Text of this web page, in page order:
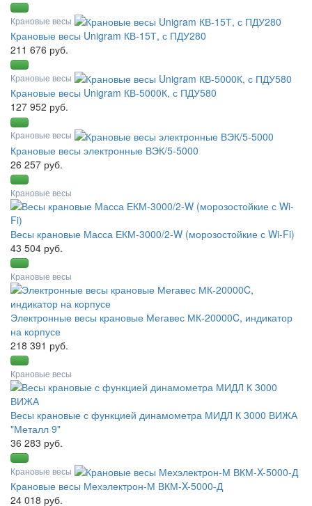
Крановые весы
Крановые весы Unigram КВ-15Т, с ПДУ280
211 676 руб.
Крановые весы
Крановые весы Unigram КВ-5000К, с ПДУ580
127 952 руб.
Крановые весы
Крановые весы электронные ВЭК/5-5000
26 257 руб.
Крановые весы
Весы крановые Масса ЕКМ-3000/2-W (морозостойкие с Wi-Fi)
43 504 руб.
Крановые весы
Электронные весы крановые Мегавес МК-20000C, индикатор
на корпусе
218 391 руб.
Крановые весы
Весы крановые с функцией динамометра МИДЛ К 3000 ВИЖА
"Металл 9"
36 283 руб.
Крановые весы
Крановые весы Мехэлектрон-М ВКМ-X-5000-Д
24 018 руб.